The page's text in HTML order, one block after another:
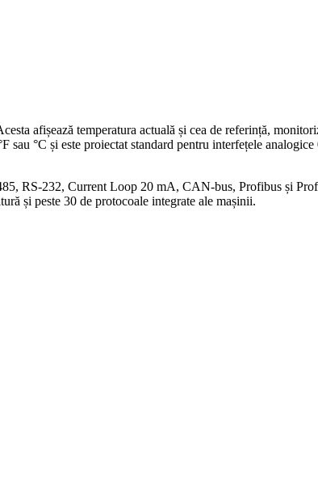
afișează temperatura actuală și cea de referință,
sau °C și este proiectat standard pentru interfețele
RS-232, Current Loop 20 mA, CAN-bus, Profibus și
și peste 30 de protocoale integrate ale mașinii.